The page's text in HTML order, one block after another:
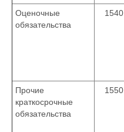
Оценочные
обязательства
1540
Прочие
краткосрочные
обязательства
1550